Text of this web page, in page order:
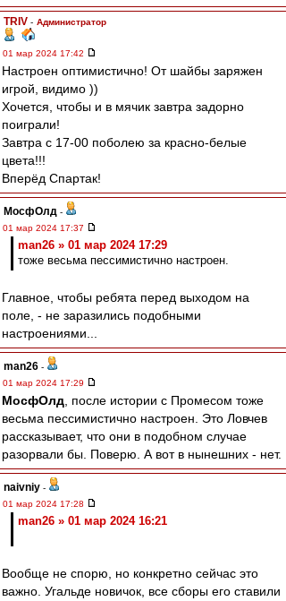
TRIV - Администратор
01 мар 2024 17:42
Настроен оптимистично! От шайбы заряжен
игрой, видимо ))
Хочется, чтобы и в мячик завтра задорно
поиграли!
Завтра с 17-00 поболею за красно-белые
цвета!!!
Вперёд Спартак!
МосфОлд -
01 мар 2024 17:37
man26 » 01 мар 2024 17:29
тоже весьма пессимистично настроен.
Главное, чтобы ребята перед выходом на
поле, - не заразились подобными
настроениями...
man26 -
01 мар 2024 17:29
МосфОлд , после истории с Промесом тоже
весьма пессимистично настроен. Это Ловчев
рассказывает, что они в подобном случае
разорвали бы. Поверю. А вот в нынешних - нет.
naivniy -
01 мар 2024 17:28
man26 » 01 мар 2024 16:21
Вообще не спорю, но конкретно сейчас это
важно. Угальде новичок, все сборы его ставили